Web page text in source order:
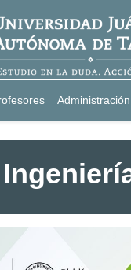
Administración